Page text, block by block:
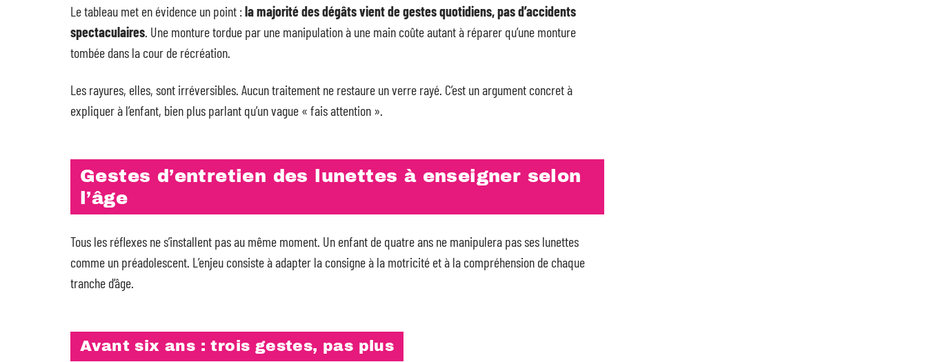
Le tableau met en évidence un point :la majorité des dégâts vient de gestes quotidiens, pas d’accidents
spectaculaires . Une monture tordue par une manipulation à une main coûte autant à réparer qu’une monture
tombée dans la cour de récréation.
Les rayures, elles, sont irréversibles. Aucun traitement ne restaure un verre rayé. C’est un argument concret à
expliquer à l’enfant, bien plus parlant qu’un vague « fais attention ».
Gestes d’entretien des lunettes à enseigner selon
l’âge
Tous les réflexes ne s’installent pas au même moment. Un enfant de quatre ans ne manipulera pas ses lunettes
comme un préadolescent. L’enjeu consiste à adapter la consigne à la motricité et à la compréhension de chaque
tranche d’âge.
Avant six ans : trois gestes, pas plus